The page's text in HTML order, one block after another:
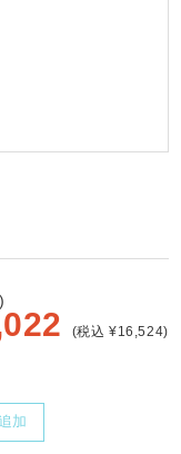
(税込 ¥16,524)
加